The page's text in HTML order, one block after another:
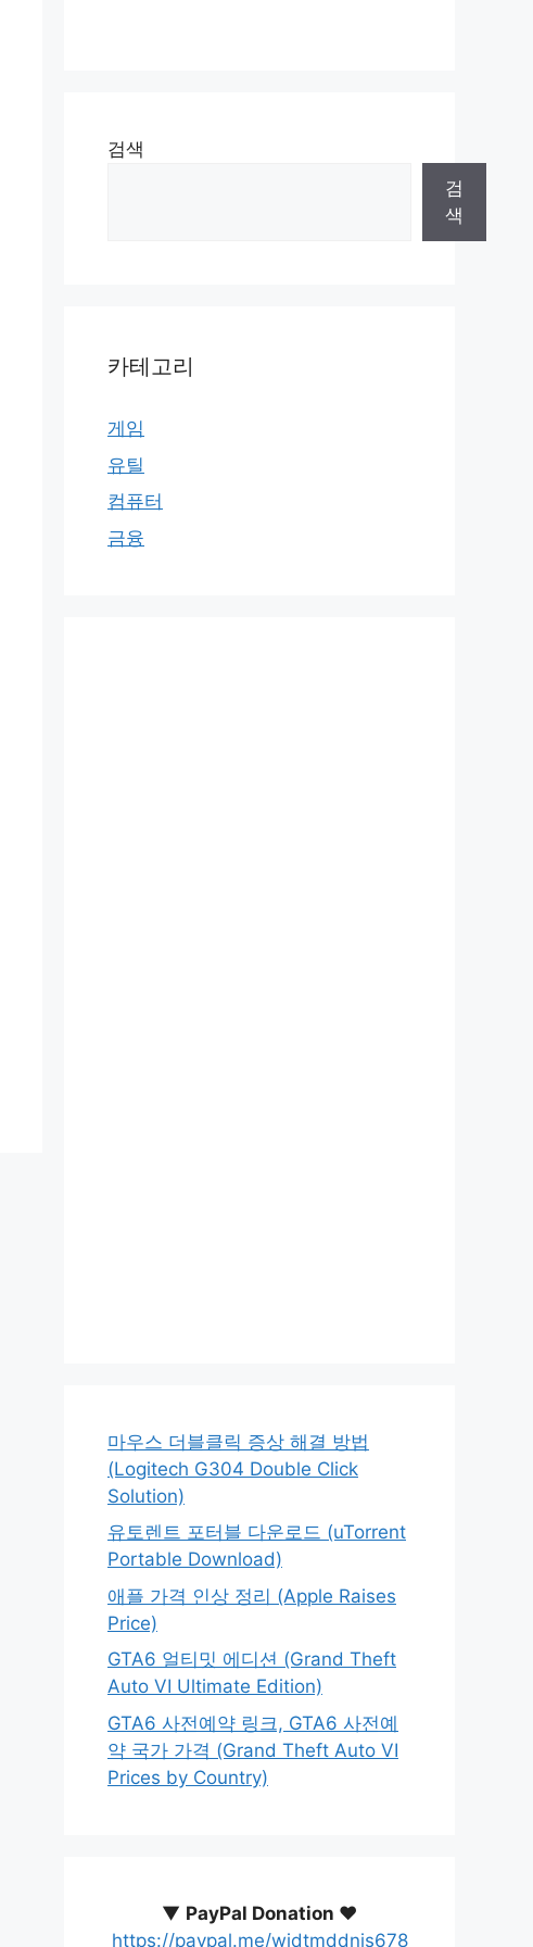
검색
검
색
카테고리
게임
유틸
컴퓨터
금융
마우스 더블클릭 증상 해결 방법
(Logitech G304 Double Click
Solution)
유토렌트 포터블 다운로드 (uTorrent
Portable Download)
애플 가격 인상 정리 (Apple Raises
Price)
GTA6 얼티밋 에디션 (Grand Theft
Auto VI Ultimate Edition)
GTA6 사전예약 링크, GTA6 사전예
약 국가 가격 (Grand Theft Auto VI
Prices by Country)
▼ PayPal Donation ♥️
https://paypal.me/wjdtmddnjs678